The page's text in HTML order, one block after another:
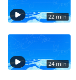
22 min
24 min